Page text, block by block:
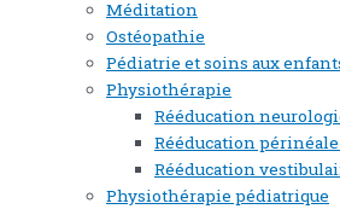
Méditation
Ostéopathie
Pédiatrie et soins aux
Physiothérapie
Rééducation
Rééducation
Rééducation
Physiothérapie pédiatrique